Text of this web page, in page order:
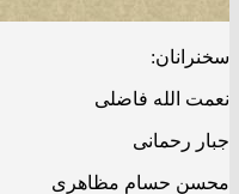
سخنرانان:
نعمت الله فاضلی
جبار رحمانی
محسن حسام مظاهری